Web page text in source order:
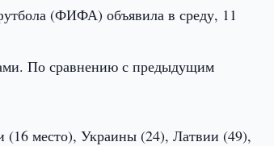
(ФИФА) объявила в среду, 11
По сравнению с предыдущим
(16 место), Украины (24), Латвии (49),